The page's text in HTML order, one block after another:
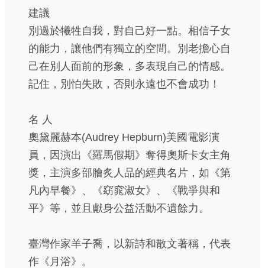
建議
別過於犧牲自我，對自己好一點。相信子女
的能力，讓他們有獨立的空間。別老擔心自
己在別人面前的形象，多表現自己的情感。
記住，別怕失敗，否則永遠也不會成功！
名 人
奧黛麗赫本(Audrey Hepburn)美國電影演
員，因演出《羅馬假期》奪得奧斯卡女主角
獎，主演多部膾炙人品的經典名片，如《第
凡內早餐》、《窈窕淑女》、《戰爭與和
平》等，並且獻身公益活動不遺餘力。
臺灣作家羊子喬，以新詩和散文著稱，代表
作《月浴》。